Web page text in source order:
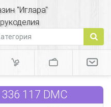
"Иглара"
117 DMC